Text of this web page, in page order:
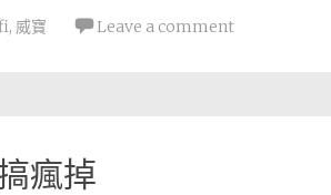
, 威寶 Leave a comment
瘋掉